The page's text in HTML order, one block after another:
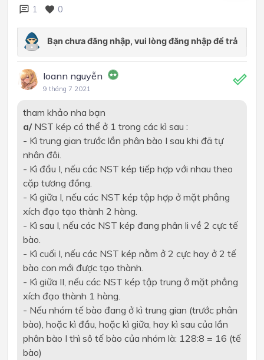
1 0
loann nguyễn
9 tháng 7 2021
tham khảo nha bạn
a/ NST kép có thể ở 1 trong các kì sau :
- Kì trung gian trước lần phân bào I sau khi đã tự
nhân đôi.
- Kì đầu I, nếu các NST kép tiếp hợp với nhau theo
cặp tương đồng.
- Kì giữa I, nếu các NST kép tập hợp ở mặt phẳng
xích đạo tạo thành 2 hàng.
- Kì sau I, nếu các NST kép đang phân li về 2 cực tế
bào.
- Kì cuối I, nếu các NST kép nằm ở 2 cực hay ở 2 tế
bào con mới được tạo thành.
- Kì giữa II, nếu các NST kép tập trung ở mặt phẳng
xích đạo thành 1 hàng.
- Nếu nhóm tế bào đang ở kì trung gian (trước phân
bào), hoặc kì đầu, hoặc kì giữa, hay kì sau của lần
phân bào I thì sô tế bào của nhóm là: 128:8 = 16 (tế
bào)